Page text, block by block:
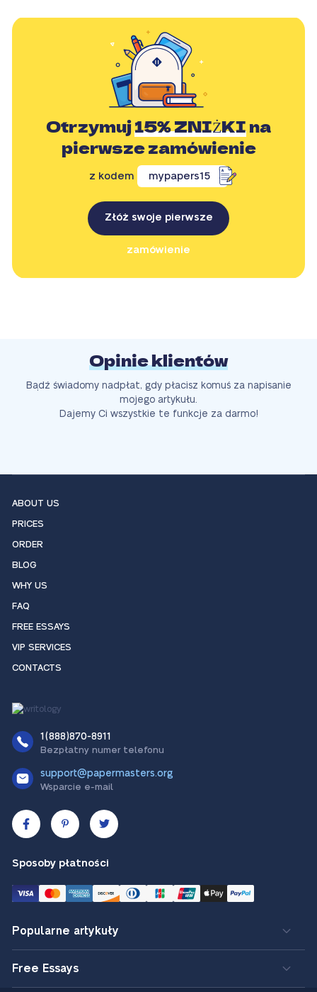
Otrzymuj15% ZNIŻKIna
pierwsze zamówienie
z kodem mypapers15
Złóż swoje pierwsze
zamówienie
Opinie klientów
Bądź świadomy nadpłat, gdy płacisz komuś za napisanie
mojego artykułu.
Dajemy Ci wszystkie te funkcje za darmo!
ABOUT US
PRICES
ORDER
BLOG
WHY US
FAQ
FREE ESSAYS
VIP SERVICES
CONTACTS
1(888)870-8911
Bezpłatny numer telefonu
support@papermasters.org
Wsparcie e-mail
Sposoby płatności
Popularne artykuły
Free Essays